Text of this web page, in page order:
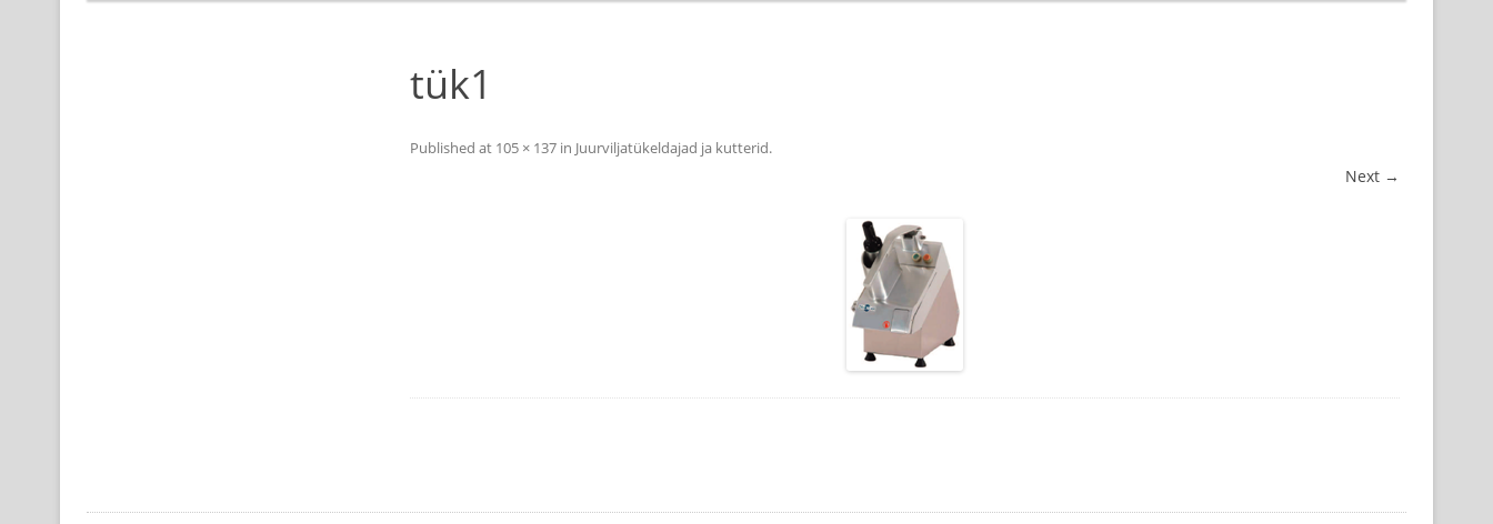
tük1
Publishedat 105 × 137 in Juurviljatükeldajad ja kutterid.
Next →